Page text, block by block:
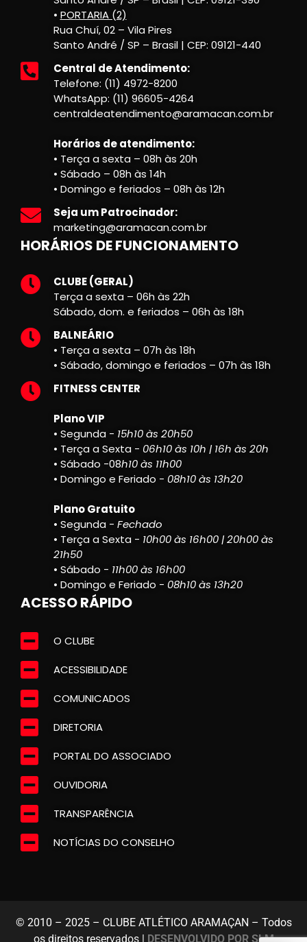
• PORTARIA (2)
Rua Chuí, 02 – Vila Pires
Santo André / SP – Brasil | CEP: 09121-440
Central de Atendimento:
Telefone: (11) 4972-8200
WhatsApp: (11) 96605-4264
centraldeatendimento@aramacan.com.br
Horários de atendimento:
• Terça a sexta – 08h às 20h
• Sábado – 08h às 14h
• Domingo e feriados – 08h às 12h
Seja um Patrocinador:
marketing@aramacan.com.br
HORÁRIOS DE FUNCIONAMENTO
CLUBE (GERAL)
Terça a sexta – 06h às 22h
Sábado, dom. e feriados – 06h às 18h
BALNEÁRIO
• Terça a sexta – 07h às 18h
• Sábado, domingo e feriados – 07h às 18h
FITNESS CENTER
Plano VIP
• Segunda - 15h10 às 20h50
• Terça a Sexta - 06h10 às 10h | 16h às 20h
• Sábado -08h10 às 11h00
• Domingo e Feriado - 08h10 às 13h20
Plano Gratuito
• Segunda - Fechado
• Terça a Sexta - 10h00 às 16h00 | 20h00 às
21h50
• Sábado - 11h00 às 16h00
• Domingo e Feriado - 08h10 às 13h20
ACESSO RÁPIDO
O CLUBE
ACESSIBILIDADE
COMUNICADOS
DIRETORIA
PORTAL DO ASSOCIADO
OUVIDORIA
TRANSPARÊNCIA
NOTÍCIAS DO CONSELHO
© 2010 – 2025 – CLUBE ATLÉTICO ARAMAÇAN – Todos
os direitos reservados |
DESENVOLVIDO POR SLM